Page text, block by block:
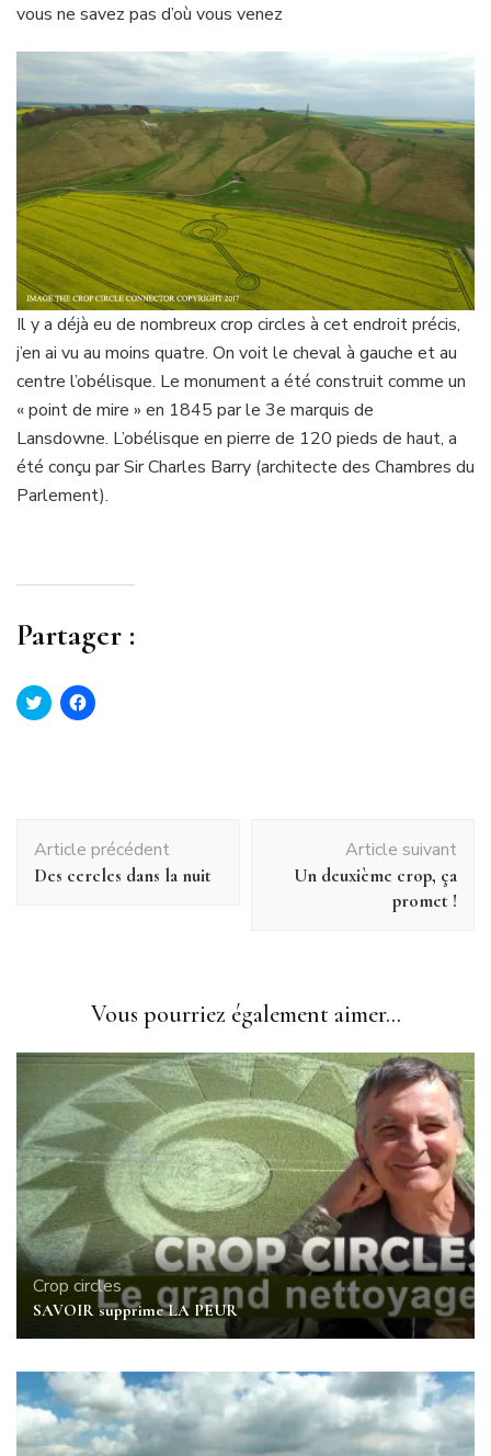
vous ne savez pas d’où vous venez
Il y a déjà eu de nombreux crop circles à cet endroit précis,
j’en ai vu au moins quatre. On voit le cheval à gauche et au
centre l’obélisque. Le monument a été construit comme un
« point de mire » en 1845 par le 3e marquis de
Lansdowne. L’obélisque en pierre de 120 pieds de haut, a
été conçu par Sir Charles Barry (architecte des Chambres du
Parlement).
Partager :
Cliquez
pour
Cliquez
pour
d'article
Article précédent
Des cercles dans la nuit
Article suivant
Un deuxième crop, ça
promet !
Vous pourriez également aimer...
Crop circles
SAVOIR supprime LA PEUR